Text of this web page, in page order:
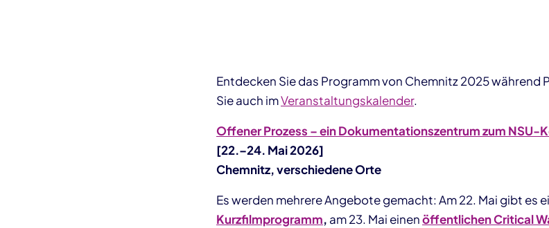
Entdecken Sie das Programm von Chemnitz 2025 während
Sie auch imVeranstaltungskalender.
Offener Prozess – ein Dokumentationszentrum zum NSU-
[22.–24. Mai 2026]
Chemnitz, verschiedene Orte
Es werden mehrere Angebote gemacht: Am 22. Mai gibt es
Kurzfilmprogramm, am 23. Mai einenöffentlichen Critical